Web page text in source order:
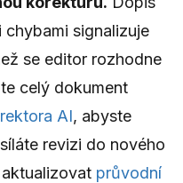
signalizuje
se editor rozhodne
celý dokument
AI, abyste
revizi do nového
průvodní